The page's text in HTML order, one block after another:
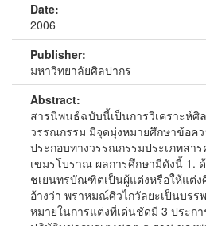
Date:
2006
Publisher:
มหาวิทยาลัยศิลปากร
Abstract:
สารนิพนธ์ฉบับนี้เป็นการวิเคราะห์ศิ
วรรณกรรม มีจุดมุ่งหมายศึกษาข้อค
ประกอบทางวรรณกรรมประเภทสา
เขมรโบราณ ผลการศึกษามีดังนี้ 1.
ชเยนทรบัณฑิตเป็นผู้แต่งหรือให้แต่ง
อ้างว่า พราหมณ์ศิวไกวัลยะเป็นบร
หมายในการแต่งที่เด่นชัดมี 3 ประก